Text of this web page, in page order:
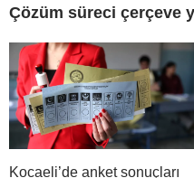
Çözüm süreci çerçeve
Kocaeli’de anket sonuçları